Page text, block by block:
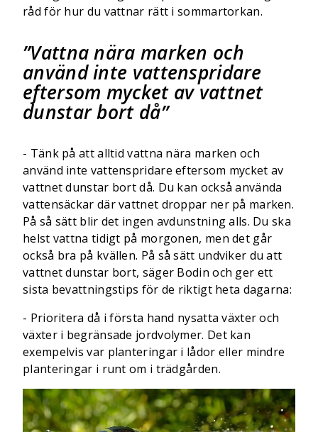
råd för hur du vattnar rätt i sommartorkan.
Vattna nära marken och
använd inte vattenspridare
eftersom mycket av vattnet
dunstar bort då
- Tänk på att alltid vattna nära marken och
använd inte vattenspridare eftersom mycket av
vattnet dunstar bort då. Du kan också använda
vattensäckar där vattnet droppar ner på marken.
På så sätt blir det ingen avdunstning alls. Du ska
helst vattna tidigt på morgonen, men det går
också bra på kvällen. På så sätt undviker du att
vattnet dunstar bort, säger Bodin och ger ett
sista bevattningstips för de riktigt heta dagarna:
- Prioritera då i första hand nysatta växter och
växter i begränsade jordvolymer. Det kan
exempelvis var planteringar i lådor eller mindre
planteringar i runt om i trädgården.